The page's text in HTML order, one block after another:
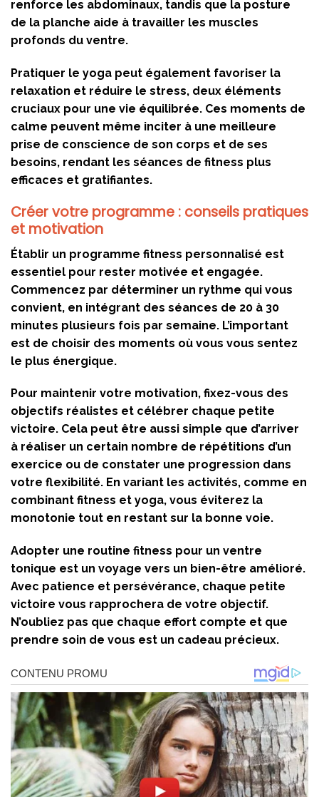
renforce les abdominaux, tandis que la posture
de la planche aide à travailler les muscles
profonds du ventre.
Pratiquer le yoga peut également favoriser la
relaxation et réduire le stress, deux éléments
cruciaux pour une vie équilibrée. Ces moments de
calme peuvent même inciter à une meilleure
prise de conscience de son corps et de ses
besoins, rendant les séances de fitness plus
efficaces et gratifiantes.
Créer votre programme : conseils pratiques
et motivation
Établir un programme fitness personnalisé est
essentiel pour rester motivée et engagée.
Commencez par déterminer un rythme qui vous
convient, en intégrant des séances de 20 à 30
minutes plusieurs fois par semaine. L’important
est de choisir des moments où vous vous sentez
le plus énergique.
Pour maintenir votre motivation, fixez-vous des
objectifs réalistes et célébrer chaque petite
victoire. Cela peut être aussi simple que d’arriver
à réaliser un certain nombre de répétitions d’un
exercice ou de constater une progression dans
votre flexibilité. En variant les activités, comme en
combinant fitness et yoga, vous éviterez la
monotonie tout en restant sur la bonne voie.
Adopter une routine fitness pour un ventre
tonique est un voyage vers un bien-être amélioré.
Avec patience et persévérance, chaque petite
victoire vous rapprochera de votre objectif.
N’oubliez pas que chaque effort compte et que
prendre soin de vous est un cadeau précieux.